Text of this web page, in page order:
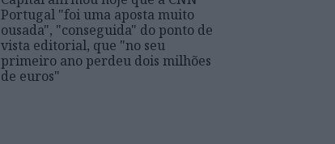
Portugal "foi uma aposta muito
ousada", "conseguida" do ponto de
vista editorial, que "no seu
primeiro ano perdeu dois milhões
de euros"